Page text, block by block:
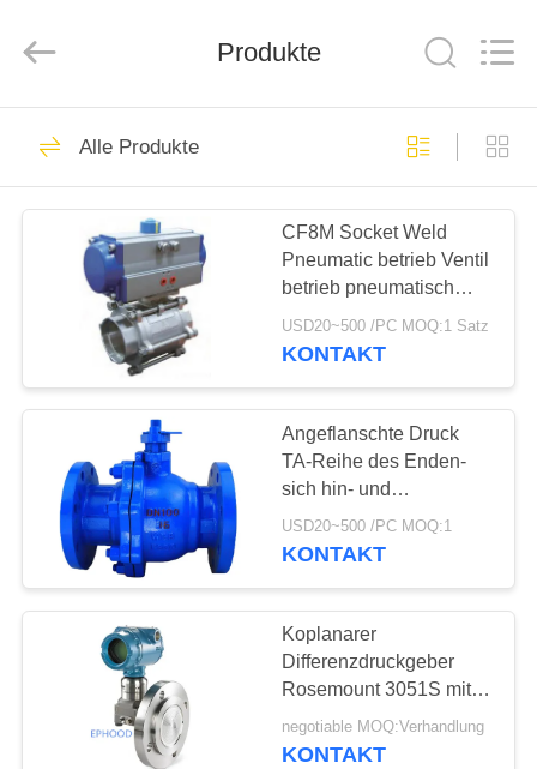
HAUSE
PRODUKTE
WERKSBESICHTIGUNG
QUALITÄTSKONTROLLE
KONTAKT
MIT
NEUIGKEITEN
Ltd..
Gas-Druckregler
Fisher Gas
Regulator
44
Differenzdruckgeber
Produkte
Alle Produkte
CF8M Socket Weld
Pneumatic betrieb Ventil
betrieb pneumatisch
Regelventil
USD20~500 /PC MOQ:1 Satz
KONTAKT
Angeflanschte Druck
TA-Reihe des Enden-
sich hin- und
herbewegende
Edelstahl-Kugelventil-
USD20~500 /PC MOQ:1
KONTAKT
Koplanarer
Differenzdruckgeber
Rosemount 3051S mit
Membrandichtung 1199
negotiable MOQ:Verhandlung
KONTAKT